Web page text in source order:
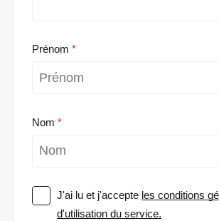
Prénom
Nom
J'ai lu et j'accepte les conditions
d'utilisation du service.